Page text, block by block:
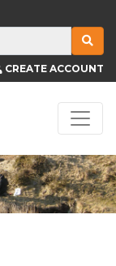
CREATE ACCOUNT